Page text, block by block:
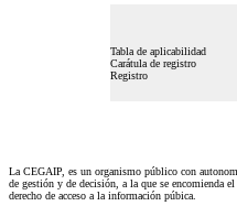
Tabla de aplicabilidad
Carátula de registro
Registro
La CEGAIP, es un organismo público con
de gestión y de decisión, a la que se encomienda
derecho de acceso a la información púbica.